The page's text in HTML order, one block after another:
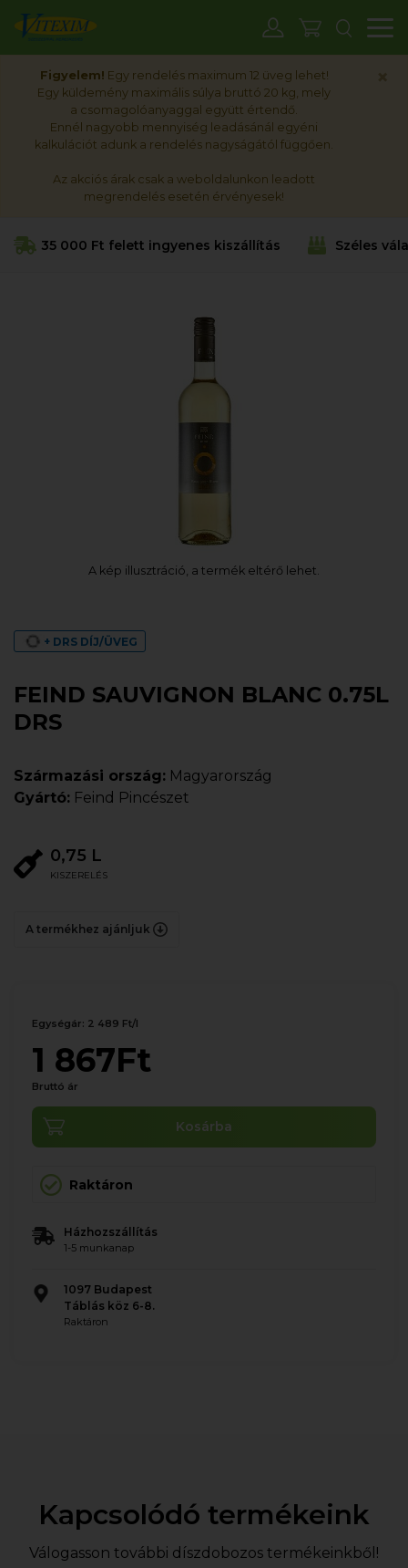
Figyelem! Egy rendelés maximum 12 üveg lehet!
Egy küldemény maximális súlya bruttó 20 kg, mely
a csomagolóanyaggal együtt értendő.
Ennél nagyobb mennyiség leadásánál egyéni
kalkulációt adunk a rendelés nagyságától függően.
Az akciós árak csak a weboldalunkon leadott
megrendelés esetén érvényesek!
35 000 Ft felett ingyenes kiszállítás Széles
A kép illusztráció, a termék eltérő lehet.
+ DRS DÍJ/ÜVEG
FEIND SAUVIGNON BLANC 0.75L
DRS
Származási ország: Magyarország
Gyártó: Feind Pincészet
0,75 L
KISZERELÉS
A termékhez ajánljuk
Egységár: 2 489 Ft/l
1 867Ft
Bruttó ár
Kosárba
Raktáron
Házhozszállítás
1-5 munkanap
1097 Budapest
Táblás köz 6-8.
Raktáron
Kapcsolódó termékeink
Válogasson további díszdobozos termékeinkből!